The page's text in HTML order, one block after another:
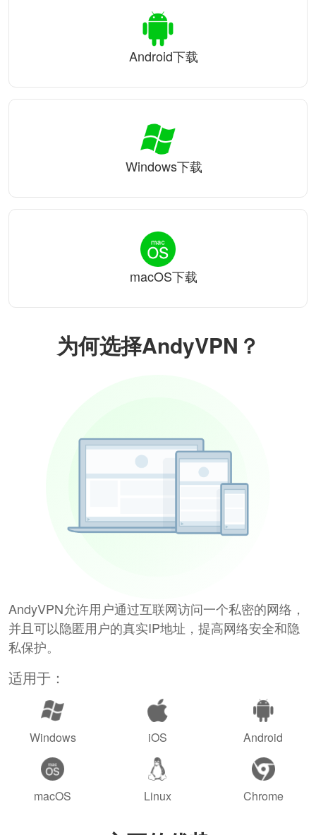
为何选择AndyVPN？
AndyVPN允许用户通过互联网访问一个私密的网络，
并且可以隐匿用户的真实IP地址，提高网络安全和隐
私保护。
适用于：
Windows iOS Android
macOS Linux Chrome
Android下载
Windows下载
macOS下载